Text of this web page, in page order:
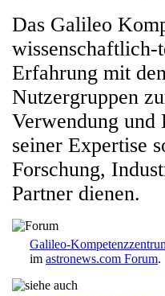
Das Galileo
wissenschaftlich-
Erfahrung mit
Nutzergruppen
Verwendung und
seiner Expertise
Forschung,
Partner dienen.
Galileo-
im astronews.com Forum.